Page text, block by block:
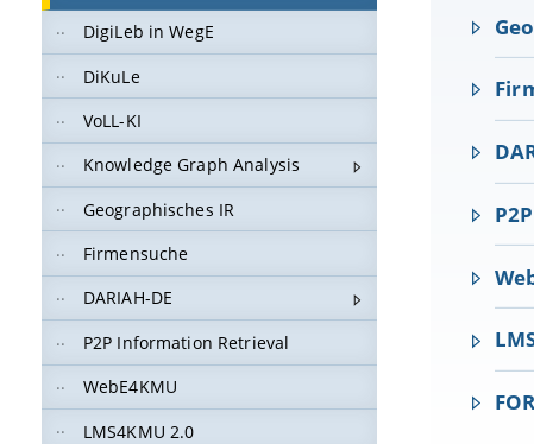
DigiLeb in WegE
DiKuLe
VoLL-KI
Knowledge Graph Analysis
Geographisches IR
Firmensuche
DARIAH-DE
P2P Information Retrieval
WebE4KMU
LMS4KMU 2.0